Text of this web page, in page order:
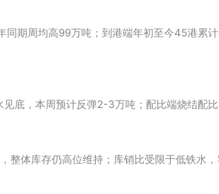
期周均高99万吨；到港端年初至今45港累
底，本周预计反弹2-3万吨；配比端烧结配
整体库存仍高位维持；库销比受限于低铁水，